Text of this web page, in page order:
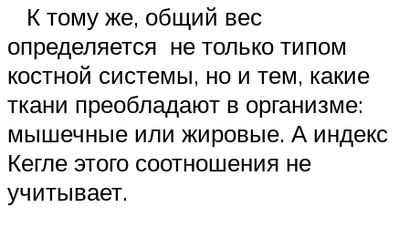
К тому же, общий вес
определяется не только типом
костной системы, но и тем, какие
ткани преобладают в организме:
мышечные или жировые. А индекс
Кегле этого соотношения не
учитывает.